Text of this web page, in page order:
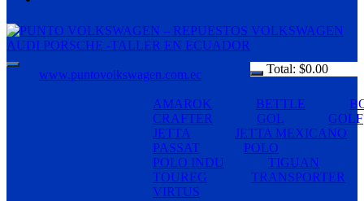
Total: $0.00
www.puntovolkswagen.com.ec
AMAROK BETTLE
CRAFTER
GOL
GOLF
JETTA
JETTA MEXICANO
PASSAT
POLO
POLO INDU
TIGUAN
TOUREG
TRANSPORTER
VIRTUS